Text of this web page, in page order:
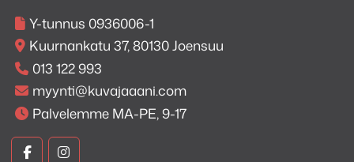
Marantz tarjoaa Premium -ja Premium+
tuotteilleenpidennetyn 5
vuoden takuun
muistaa mennä
rekisteröimään tuotteensa
kuukauden kuluessa ostopäivästä
Y-tunnus 0936006-1
Kuurnankatu 37, 80130 Joensuu
013 122 993
myynti@kuvajaaani.com
Palvelemme MA-PE, 9-17
KuvaKuva